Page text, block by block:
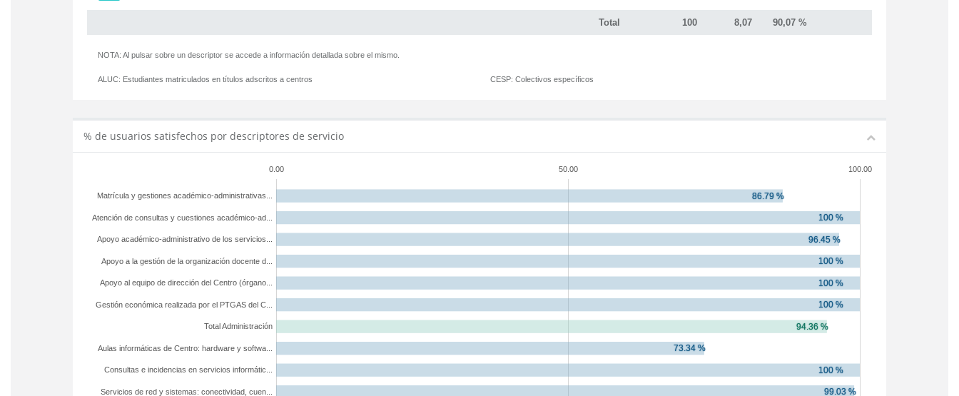
Total 100 8,07 90,07 %
NOTA: Al pulsar sobre un descriptor se accede a información detallada sobre el mismo.
ALUC: Estudiantes matriculados en títulos adscritos a centros CESP: Colectivos específicos
% de usuarios satisfechos por descriptores de servicio
0.00 50.00 100.00
Servicios de red y sistemas: conectividad, cuen...
Consultas e incidencias en servicios informátic...
Aulas informáticas de Centro: hardware y softwa...
Total Administración
Gestión económica realizada por el PTGAS del C...
Apoyo al equipo de dirección del Centro (órgano...
Apoyo a la gestión de la organización docente d...
Apoyo académico-administrativo de los servicios...
Atención de consultas y cuestiones académico-ad...
Matrícula y gestiones académico-administrativas...